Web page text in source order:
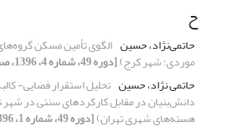
ح
حاتمی‌نژاد، حسین الگوی تأمین مسکن
موردی: شهر کرج)[دوره 49، شماره 4، 1396، صفحه 869-883]
حاتمی نژاد، حسین تحلیل استقرار فضایی-
دانش‌بنیان در مقابل کارکردهای سنتی در شهر
هسته‌های شهری تهران)[دوره 49، شماره 1، 1396، صفحه 1-18]